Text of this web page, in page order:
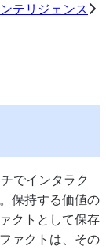
テリジェンス
でインタラク
保持する価値の
クトとして保存
ァクトは、その